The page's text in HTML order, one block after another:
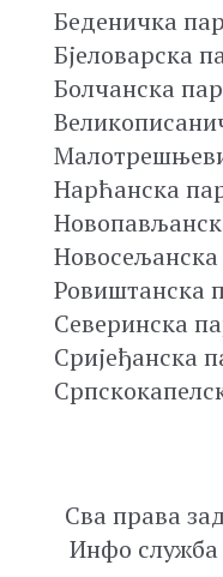
Беденичка
Бјеловарска
Болчанска
Нарћанска
Новосељанска
Ровиштанска
Северинска
Сријеђанска
Сва права
Инфо служба